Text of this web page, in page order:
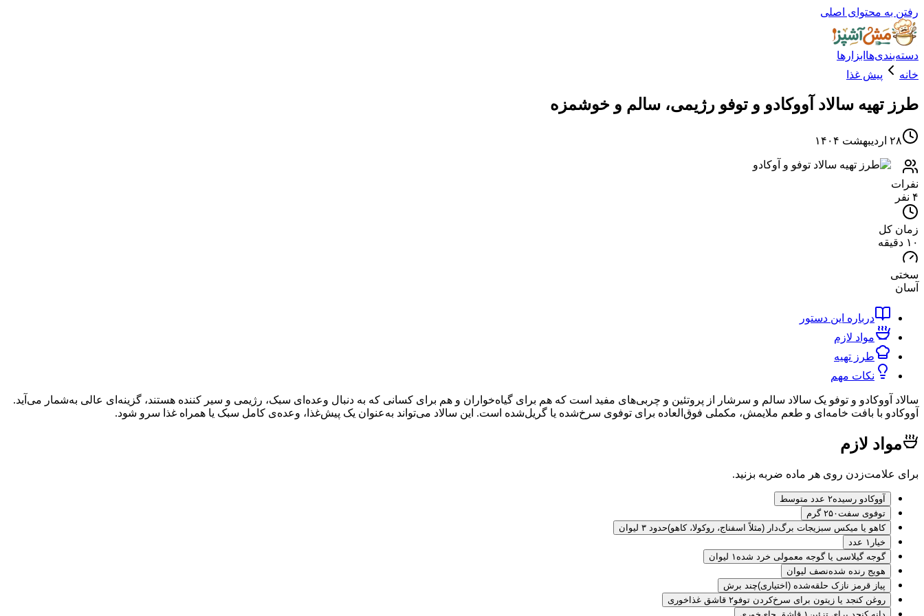
رفتن به محتوای اصلی
دسته‌بندی‌ها ابزارها
خانه
پیش غذا
طرز تهیه سالاد آووکادو و توفو رژیمی، سالم و خوشمزه
۲۸ اردیبهشت ۱۴۰۴
نفرات
۴ نفر
زمان کل
۱۰ دقیقه
سختی
آسان
درباره این دستور
مواد لازم
طرز تهیه
نکات مهم
سالاد آووکادو و توفو یک سالاد سالم و سرشار از پروتئین و چربی‌های مفید است که هم برای گیاه‌خواران و هم برای کسانی که به دنبال وعده‌ای سبک، رژیمی و سیر کننده هستند، گزینه‌ای عالی به‌شمار می‌آید.
آووکادو با بافت خامه‌ای و طعم ملایمش، مکملی فوق‌العاده برای توفوی سرخ‌شده یا گریل‌شده است. این سالاد می‌تواند به‌عنوان یک پیش‌غذا، وعده‌ی کامل سبک یا همراه غذا سرو شود.
مواد لازم
برای علامت‌زدن روی هر ماده ضربه بزنید.
آووکادو رسیده۲ عدد متوسط
توفوی سفت۲۵۰ گرم
کاهو یا میکس سبزیجات برگ‌دار (مثلاً اسفناج، روکولا، کاهو)حدود ۳ لیوان
خیار ۱ عدد
گوجه گیلاسی یا گوجه معمولی خرد شده ۱ لیوان
هویج رنده شدهنصف لیوان
پیاز قرمز نازک حلقه‌شده (اختیاری)چند برش
روغن کنجد یا زیتون برای سرخ‌کردن توفو۲ قاشق غذاخوری